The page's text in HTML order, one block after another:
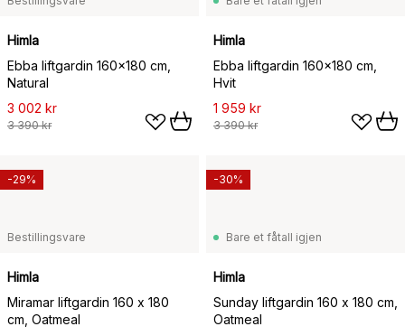
Himla
Ebba liftgardin 160x180 cm,
Natural
3 002 kr
3 390 kr
Himla
Ebba liftgardin 160x180 cm,
Hvit
1 959 kr
3 390 kr
Bestillingsvare
Himla
Miramar liftgardin 160 x 180
cm, Oatmeal
-29%
Bare et fåtall igjen
Himla
Sunday liftgardin 160 x 180 cm,
Oatmeal
-30%